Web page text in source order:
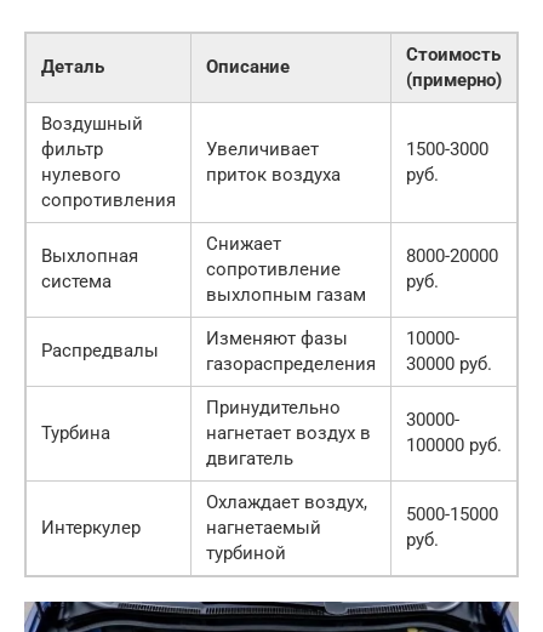
Деталь Описание
Стоимость
(примерно)
Воздушный
фильтр
нулевого
сопротивления
Увеличивает
приток воздуха
1500-3000
руб.
Выхлопная
система
Снижает
сопротивление
выхлопным газам
8000-20000
руб.
Распредвалы
Изменяют фазы
газораспределения
10000-
30000 руб.
Турбина
Принудительно
нагнетает воздух в
двигатель
30000-
100000 руб.
Интеркулер
Охлаждает воздух,
нагнетаемый
турбиной
5000-15000
руб.